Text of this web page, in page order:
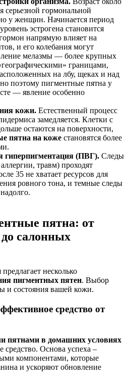
серьезной гормональной
у женщин. Начинается период
эстрогена становится
напрямую влияет на
и его колебания могут
мелазмы — более крупных
границами,
на лбу, щеках и над
поэтому пигментные пятна у
— явление особенно
кожи. Естественный процесс
замедляется. Клетки с
остаются на поверхности,
пятна на коже становятся более
гиперпигментация (ПВГ). Следы
травм) проходят
35 не хватает ресурсов для
ровного тона, и темные следы
пятна: от
салонных
несколько
пигментных пятен. Выбор
и состояния вашей кожи.
средство от
пятнами в домашних условиях
средство. Основа успеха –
компонентами, которые
и ускоряют обновление